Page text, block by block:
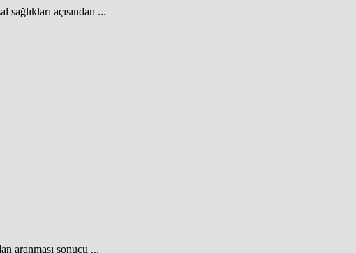
açısından ...
aranması sonucu ...